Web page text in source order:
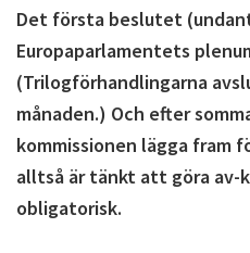
Det första beslutet
Europaparlamentets
(Trilogförhandlingarna
månaden.) Och efter
kommissionen lägga fram
alltså är tänkt att göra av-
obligatorisk.